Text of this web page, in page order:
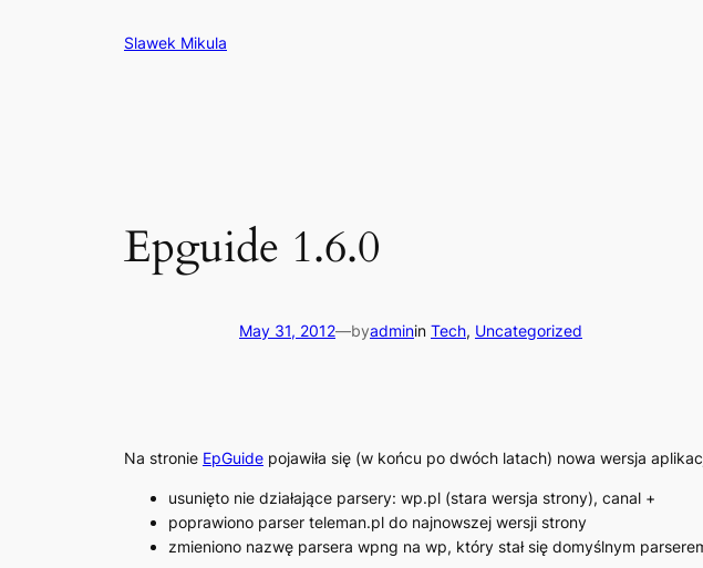
Slawek Mikula
Epguide 1.6.0
May 31, 2012—byadminin Tech, Uncategorized
Na stronie EpGuide pojawiła się (w końcu po dwóch latach) nowa wersja
usunięto nie działające parsery: wp.pl (stara wersja strony), canal +
poprawiono parser teleman.pl do najnowszej wersji strony
zmieniono nazwę parsera wpng na wp, który stał się domyślnym